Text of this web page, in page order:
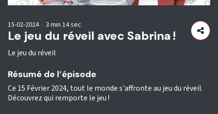
Le jeu du réveil avec Sabrina !
Le jeu du réveil
15-02-2024 | 3 min 14 sec
Résumé de l’épisode
Ce 15 Février 2024, tout le monde s'affronte au jeu du réveil.
Découvrez qui remporte le jeu !